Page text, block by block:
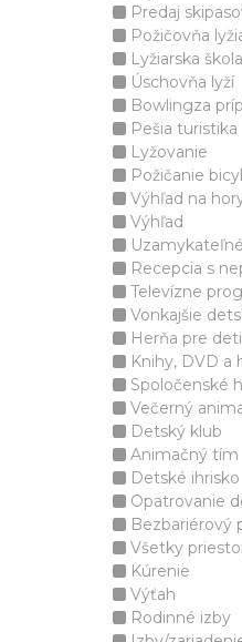
Predaj
Požičovňa
Lyžiarska
Úschovňa lyží
Bowlingza
Pešia turistika
Lyžovanie
Požičanie
Výhľad na
Výhľad
Recepcia s
Televízne
Vonkajšie
Herňa pre deti
Knihy, DVD a
Spoločenské
Večerný
Detský klub
Animačný tím
Detské ihrisko
Opatrovanie
Bezbariérový
Všetky
Kúrenie
Výťah
Rodinné izby